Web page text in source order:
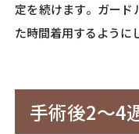
定を続けます。ガー
た時間着用するように
手術後2～4